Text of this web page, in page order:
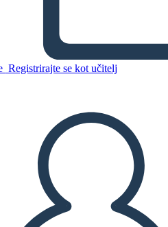
Registrirajte se kot učitelj
DIAPROJEKCIJE
PREBERI MI